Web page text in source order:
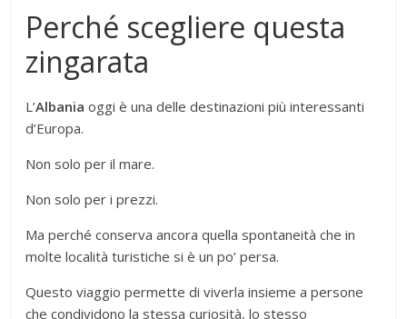
Perché scegliere questa
zingarata
L’Albania oggi è una delle destinazioni più interessanti
d’Europa.
Non solo per il mare.
Non solo per i prezzi.
Ma perché conserva ancora quella spontaneità che in
molte località turistiche si è un po’ persa.
Questo viaggio permette di viverla insieme a persone
che condividono la stessa curiosità, lo stesso